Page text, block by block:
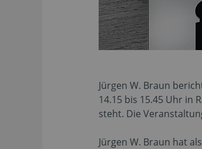
Jürgen W. Braun
14.15 bis 15.45 Uhr in
steht. Die
Jürgen W. Braun hat